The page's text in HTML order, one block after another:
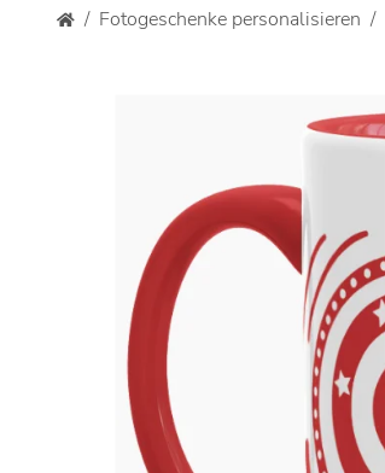
Fotogeschenke personalisieren